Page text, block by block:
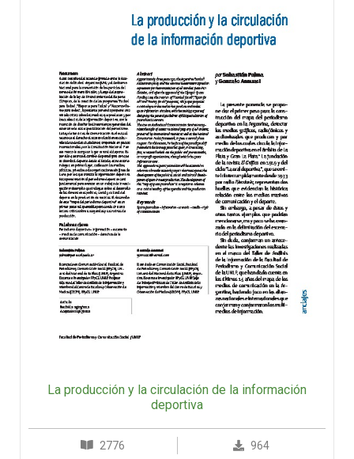
La producción y la circulación de la información
deportiva
2776 964